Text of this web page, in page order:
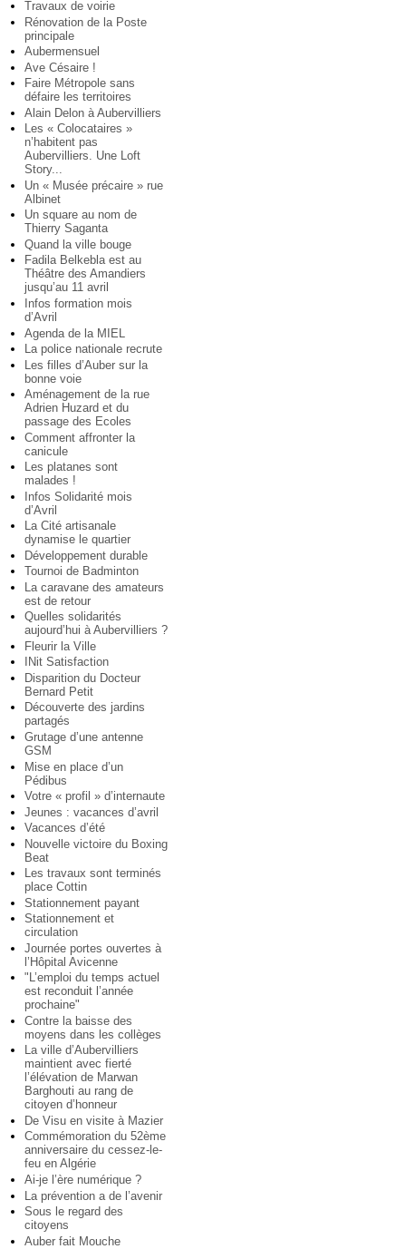
Travaux de voirie
Rénovation de la Poste
principale
Aubermensuel
Ave Césaire !
Faire Métropole sans
défaire les territoires
Alain Delon à Aubervilliers
Les « Colocataires »
n’habitent pas
Aubervilliers. Une Loft
Story...
Un « Musée précaire » rue
Albinet
Un square au nom de
Thierry Saganta
Quand la ville bouge
Fadila Belkebla est au
Théâtre des Amandiers
jusqu’au 11 avril
Infos formation mois
d’Avril
Agenda de la MIEL
La police nationale recrute
Les filles d’Auber sur la
bonne voie
Aménagement de la rue
Adrien Huzard et du
passage des Ecoles
Comment affronter la
canicule
Les platanes sont
malades !
Infos Solidarité mois
d’Avril
La Cité artisanale
dynamise le quartier
Développement durable
Tournoi de Badminton
La caravane des amateurs
est de retour
Quelles solidarités
aujourd’hui à Aubervilliers ?
Fleurir la Ville
INit Satisfaction
Disparition du Docteur
Bernard Petit
Découverte des jardins
partagés
Grutage d’une antenne
GSM
Mise en place d’un
Pédibus
Votre « profil » d’internaute
Jeunes : vacances d’avril
Vacances d’été
Nouvelle victoire du Boxing
Beat
Les travaux sont terminés
place Cottin
Stationnement payant
Stationnement et
circulation
Journée portes ouvertes à
l’Hôpital Avicenne
"L’emploi du temps actuel
est reconduit l’année
prochaine"
Contre la baisse des
moyens dans les collèges
La ville d’Aubervilliers
maintient avec fierté
l’élévation de Marwan
Barghouti au rang de
citoyen d’honneur
De Visu en visite à Mazier
Commémoration du 52ème
anniversaire du cessez-le-
feu en Algérie
Ai-je l’ère numérique ?
La prévention a de l’avenir
Sous le regard des
citoyens
Auber fait Mouche